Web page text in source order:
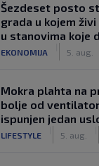
Šezdeset posto
grada u kojem
u stanovima koje
EKONOMIJA 5. aug.
Mokra plahta na
bolje od
ispunjen jedan
LIFESTYLE 5. aug.